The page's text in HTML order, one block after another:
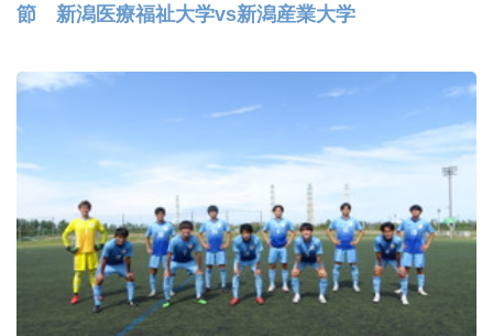
節 新潟医療福祉大学vs新潟産業大学